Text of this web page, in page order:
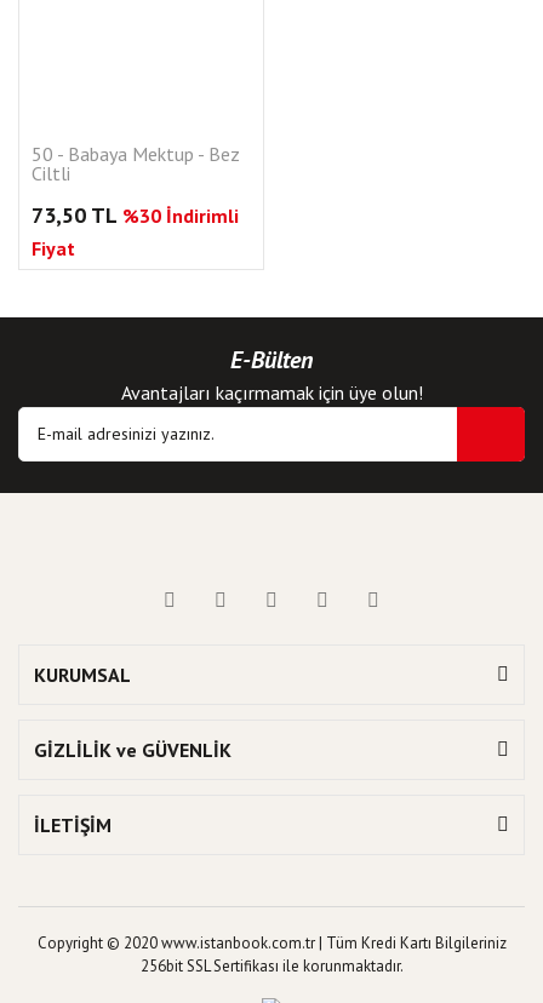
50 - Babaya Mektup - Bez
Ciltli
73,50 TL %30 İndirimli
Fiyat
E-Bülten
Avantajları kaçırmamak için üye olun!
KURUMSAL
GİZLİLİK ve GÜVENLİK
İLETİŞİM
Copyright © 2020 www.istanbook.com.tr | Tüm Kredi Kartı Bilgileriniz
256bit SSL Sertifikası ile korunmaktadır.